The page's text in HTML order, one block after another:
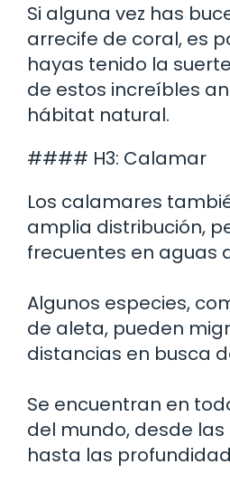
Si alguna vez has
arrecife de coral, es
hayas tenido la
de estos increíbles
hábitat natural.
#### H3: Calamar
Los calamares
amplia distribución,
frecuentes en aguas
Algunos especies,
de aleta, pueden
distancias en busca
Se encuentran en
del mundo, desde
hasta las